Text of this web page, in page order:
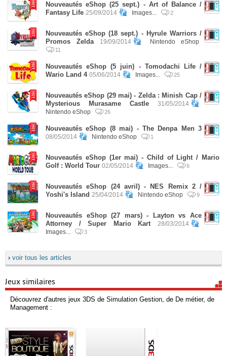
Nouveautés eShop (25 sept.) - Art of Balance /
Fantasy Life 25/09/2014 Images... 2
Nouveautés eShop (18 sept.) - Hyrule Warriors /
Promos Zelda
19/09/2014 Nintendo eShop
11
Nouveautés eShop (5 juin) - Tomodachi Life /
Wario Land 4 05/06/2014 Images... 25
Nouveautés eShop (29 mai) - Zelda : Minish Cap /
Mysterious Murasame Castle
31/05/2014
Nintendo eShop
26
Nouveautés eShop (8 mai) - The Denpa Men 3
08/05/2014 Nintendo eShop 1
Nouveautés eShop (1er mai) - Child of Light / Mario
Golf : World Tour 02/05/2014 Images... 6
Nouveautés eShop (24 avril) - NES Remix 2 /
Yoshi's Island 25/04/2014 Nintendo eShop 9
Nouveautés eShop (27 mars) - Layton vs Ace
Attorney / Super Mario Kart
28/03/2014
Images...
3
› voir tous les articles
Jeux similaires
Découvrez d'autres jeux 3DS de Simulation Gestion, de De métier, de
Management :